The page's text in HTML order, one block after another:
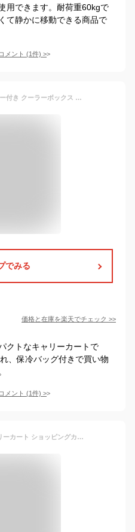
用できます。耐荷重60kgで
て静かに移動できる商品で
メント (1件) >
【保冷バッグ付き】キャスター付き クーラーボックス 保冷バッグ付き キャリーカート 折りたたみ 軽量 買い物 4輪 折りたたみキャリーカート 折り畳み 式 台車 コンパクト 台車 蓋付き 買い物 キャリーボックス ふた コンテナ カート アウトドア キャンプ スポーツ 運動会
でみる
価格と在庫を楽天でチェック >>
クトなキャリーカートで
、保冷バッグ付きで買い物
メント (1件) >
【楽天1位】折りたたみキャリーカート ショッピングカート ふた キャリーカート コンテナ カート エコバッグ キャリー 台車 アウトドア レジャー スポーツ 運動会 耐荷重35kg キャスター付き 便利 荷台 蓋 荷物運び 買い物 FIELDOOR 1年保証 ■[送料無料]